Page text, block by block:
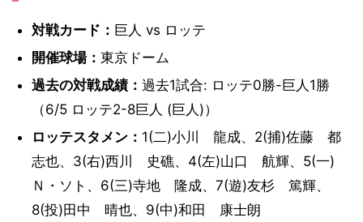
対戦カード： 巨人 vs ロッテ
開催球場： 東京ドーム
過去の対戦成績： 過去1試合: ロッテ0勝-巨人1勝
（6/5 ロッテ2-8巨人 (巨人)）
ロッテスタメン： 1(二)小川 龍成、2(捕)佐藤 都
志也、3(右)西川 史礁、4(左)山口 航輝、5(一)
Ｎ・ソト、6(三)寺地 隆成、7(遊)友杉 篤輝、
8(投)田中 晴也、9(中)和田 康士朗